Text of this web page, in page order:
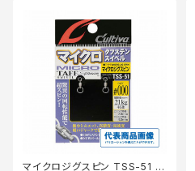
マイクロジグスピン TSS-51 0